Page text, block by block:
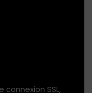
SSL,